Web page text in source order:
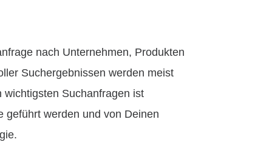
nach Unternehmen, Produkten
Suchergebnissen werden meist
Suchanfragen ist
geführt werden und von Deinen